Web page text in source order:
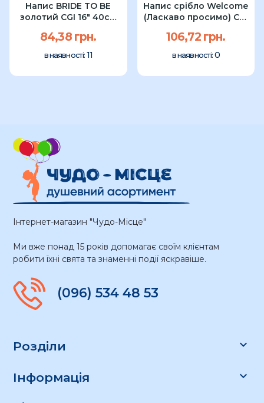
Напис BRIDE TO BE
золотий CGI 16" 40см
84,38 грн.
в наявності: 11
Напис срібло Welcome
(Ласкаво просимо) CGI
106,72 грн.
в наявності: 0
Інтернет-магазин "Чудо-Місце"
Ми вже понад 15 років допомагає своїм клієнтам
робити їхні свята та знаменні події яскравіше.
(096) 534 48 53
Розділи 
Інформація 